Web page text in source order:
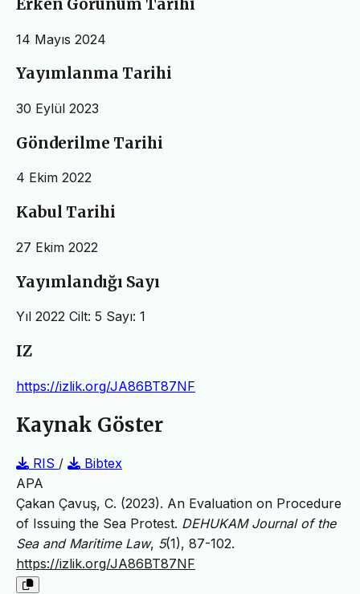
Erken Görünüm Tarihi
14 Mayıs 2024
Yayımlanma Tarihi
30 Eylül 2023
Gönderilme Tarihi
4 Ekim 2022
Kabul Tarihi
27 Ekim 2022
Yayımlandığı Sayı
Yıl 2022 Cilt: 5 Sayı: 1
IZ
https://izlik.org/JA86BT87NF
Kaynak Göster
RIS /
Bibtex
APA
Çakan Çavuş, C. (2023). An Evaluation on Procedure
of Issuing the Sea Protest. DEHUKAM Journal of the
Sea and Maritime Law, 5(1), 87-102.
https://izlik.org/JA86BT87NF